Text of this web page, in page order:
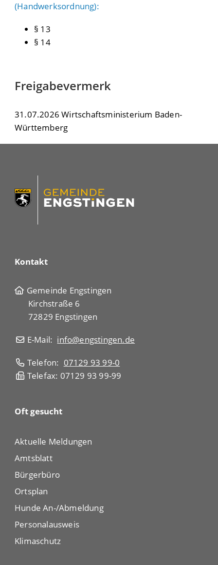
(Handwerksordnung):
§ 13
§ 14
Freigabevermerk
31.07.2026 Wirtschaftsministerium Baden-
Württemberg
Kontakt
Gemeinde Engstingen
Kirchstraße 6
72829 Engstingen
E-Mail: info@engstingen.de
Telefon: 07129 93 99-0
Telefax: 07129 93 99-99
Oft gesucht
Aktuelle Meldungen
Amtsblatt
Bürgerbüro
Ortsplan
Hunde An-/Abmeldung
Personalausweis
Klimaschutz